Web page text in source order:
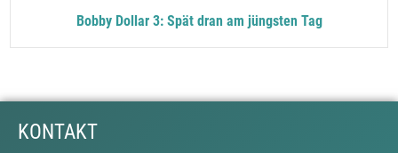
Bobby Dollar 3: Spät dran am jüngsten Tag
KONTAKT